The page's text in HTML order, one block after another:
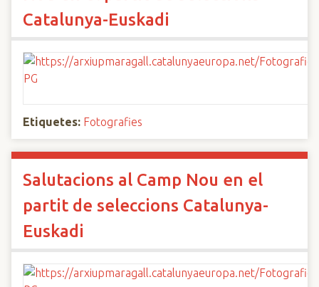
Catalunya-Euskadi
Etiquetes: Fotografies
Salutacions al Camp Nou en el
partit de seleccions Catalunya-
Euskadi